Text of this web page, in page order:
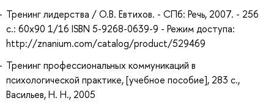
Тренинг лидерства / О.В. Евтихов. - СПб: Речь, 2007. - 256
с.: 60x90 1/16 ISBN 5-9268-0639-9 - Режим доступа:
http://znanium.com/catalog/product/529469
Тренинг профессиональных коммуникаций в
психологической практике, [учебное пособие], 283 с.,
Васильев, Н. Н., 2005